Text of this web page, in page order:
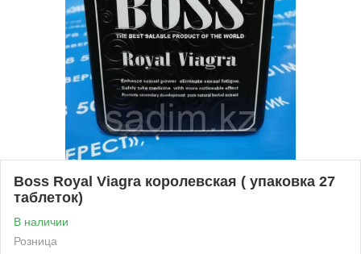
Boss Royal Viagra королевская ( упаковка 27
таблеток)
В наличии
Розница